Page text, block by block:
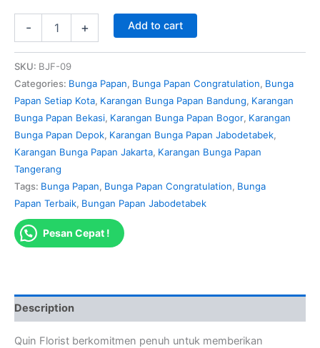
- + Add to cart
SKU: BJF-09
Categories: Bunga Papan, Bunga Papan Congratulation, Bunga
Papan Setiap Kota, Karangan Bunga Papan Bandung, Karangan
Bunga Papan Bekasi, Karangan Bunga Papan Bogor, Karangan
Bunga Papan Depok, Karangan Bunga Papan Jabodetabek,
Karangan Bunga Papan Jakarta, Karangan Bunga Papan
Tangerang
Tags: Bunga Papan, Bunga Papan Congratulation, Bunga
Papan Terbaik, Bungan Papan Jabodetabek
Pesan Cepat !
Description
Quin Florist berkomitmen penuh untuk memberikan